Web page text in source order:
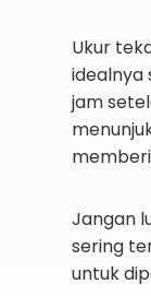
Ukur
idealnya
jam
Jangan
sering
untuk